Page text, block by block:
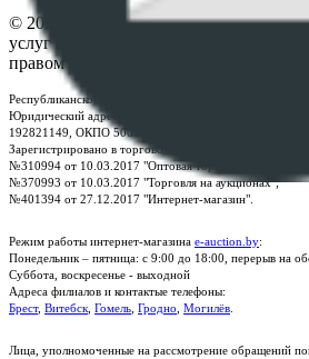
© 2026 Республиканское унитарное
услуг "БелЮрОбеспечение" - Все
правом
Республиканское унитарное предприятие по
Юридический адрес: г. Минск, пр-т. Дзержинского, 1Б,
192821149, ОКПО 500111895000
Зарегистрировано в торговом реестре Республики
№310994 от 10.03.2017 "Оптовая торговля без
№370993 от 10.03.2017 "Торговля на аукционах";
№401394 от 27.12.2017 "Интернет-магазин".
Режим работы интернет-магазина e-auction.by:
Понедельник – пятница: с 9:00 до 18:00, перерыв на
Суббота, воскресенье - выходной
Адреса филиалов и контактые телефоны:
Брест, Витебск Гомель Гродно Могилёв
Лица, уполномоченные на рассмотрение обращений